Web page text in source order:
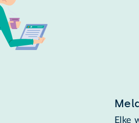
Elke